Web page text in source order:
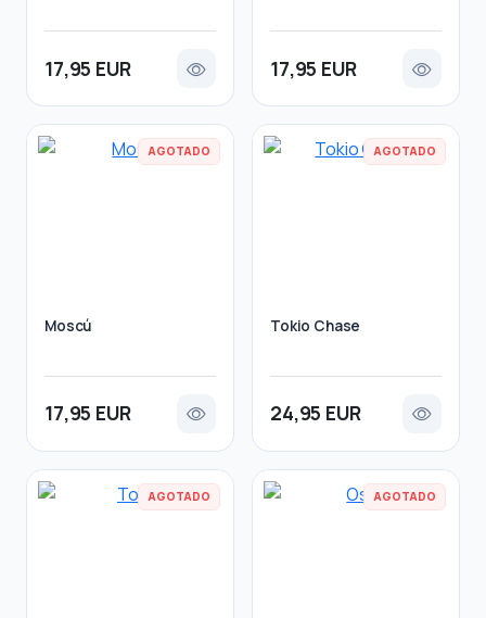
17,95 EUR 17,95 EUR
AGOTADO
Moscú
17,95 EUR
AGOTADO
Tokio Chase
24,95 EUR
AGOTADO AGOTADO